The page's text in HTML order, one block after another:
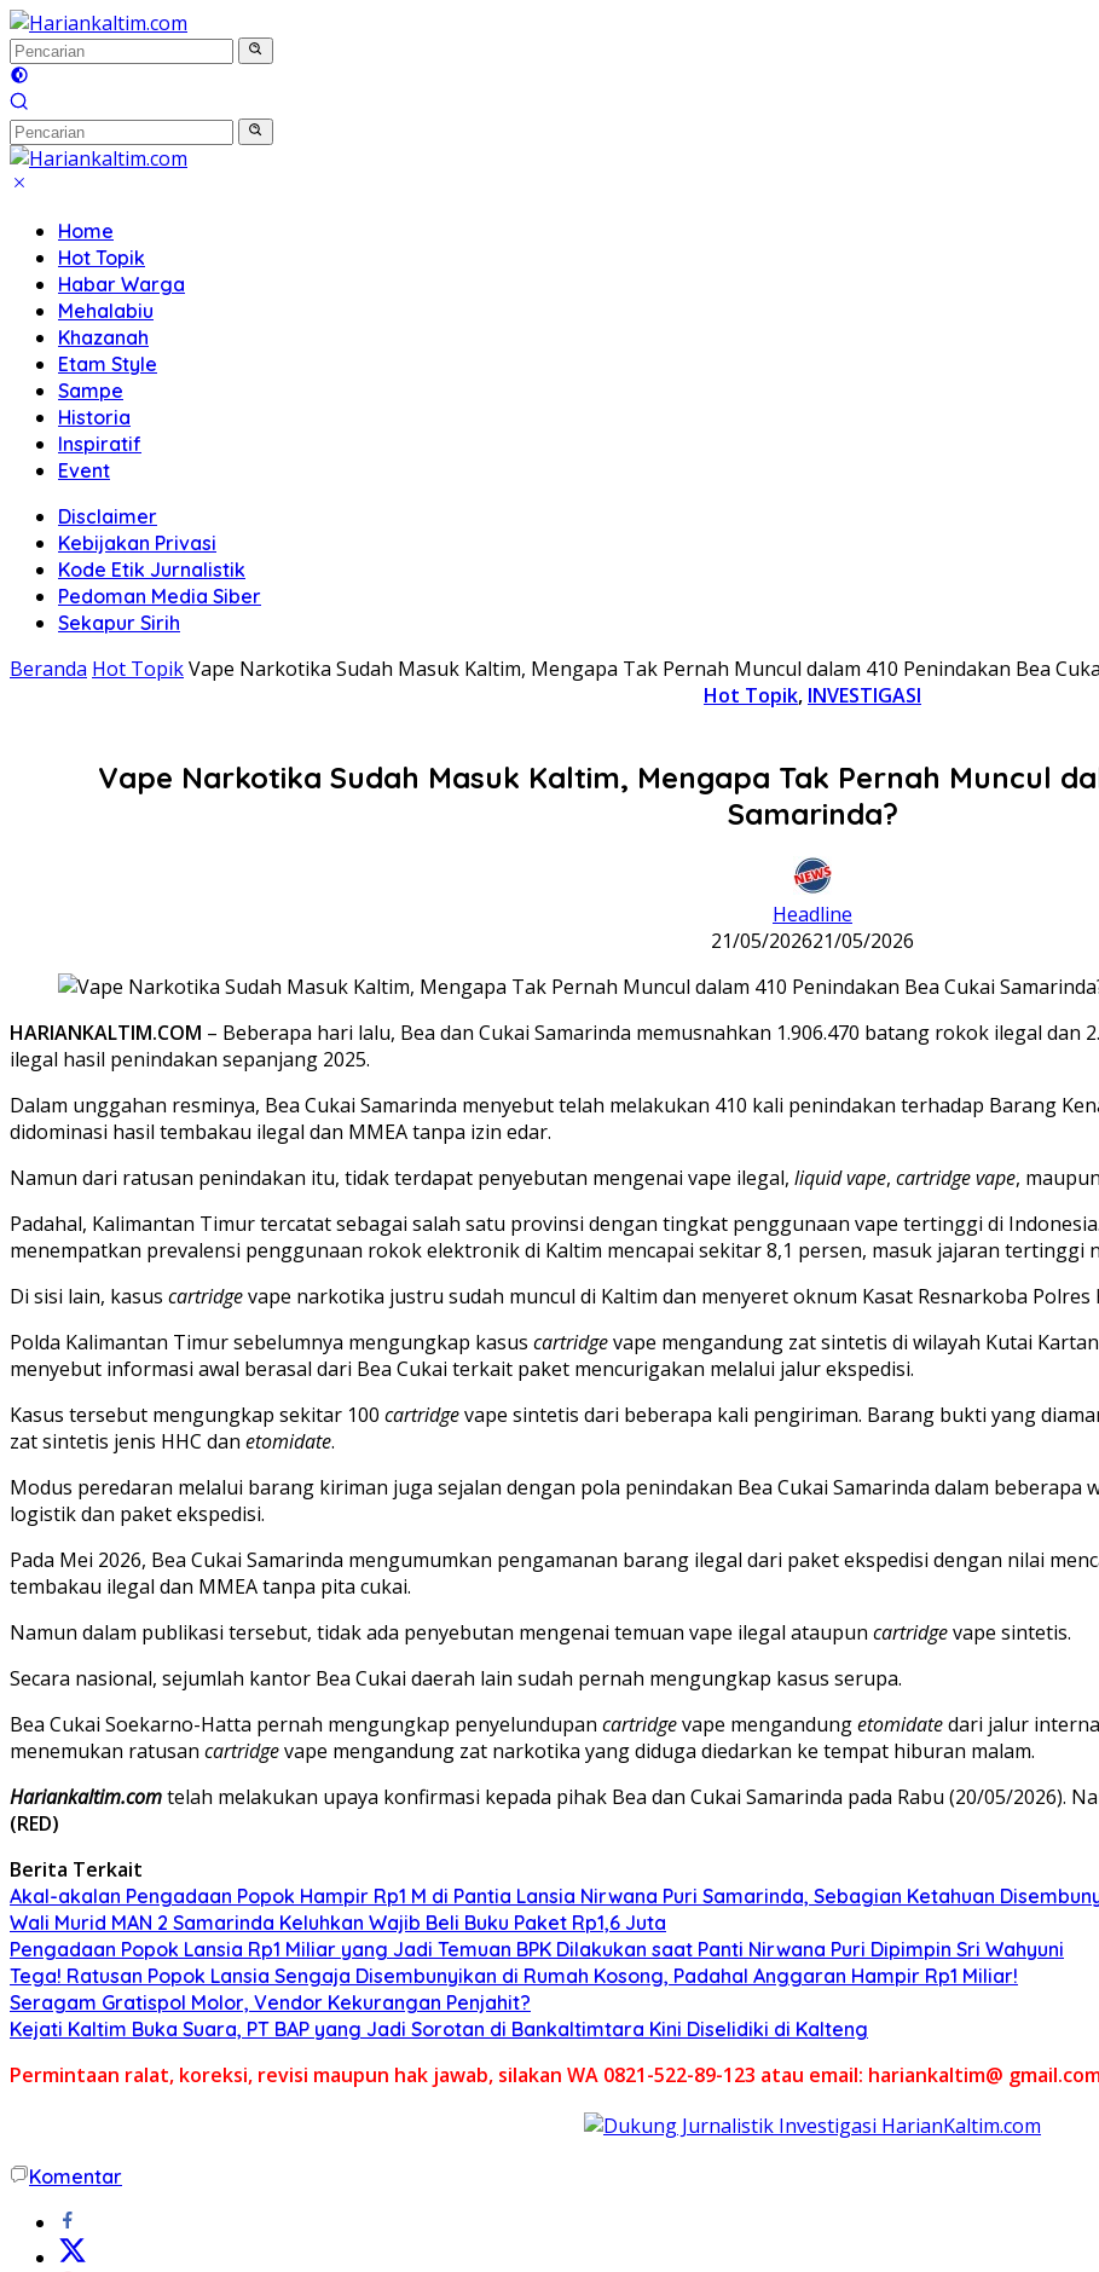
Langsung
ke
konten
Home
Hot Topik
Habar Warga
Mehalabiu
Khazanah
Etam Style
Sampe
Historia
Inspiratif
Event
Disclaimer
Kebijakan Privasi
Kode Etik Jurnalistik
Pedoman Media Siber
Sekapur Sirih
Beranda Hot TopikVape Narkotika Sudah Masuk Kaltim, Mengapa Tak Pernah Muncul dalam 410 Penindakan Bea
Hot Topik, INVESTIGASI
Vape Narkotika Sudah Masuk Kaltim, Mengapa Tak Pernah Muncul
Samarinda?
Headline
21/05/202621/05/2026
HARIANKALTIM.COM – Beberapa hari lalu, Bea dan Cukai Samarinda memusnahkan 1.906.470 batang rokok ilegal
ilegal hasil penindakan sepanjang 2025.
Dalam unggahan resminya, Bea Cukai Samarinda menyebut telah melakukan 410 kali penindakan terhadap Barang
didominasi hasil tembakau ilegal dan MMEA tanpa izin edar.
Namun dari ratusan penindakan itu, tidak terdapat penyebutan mengenai vape ilegal, liquid vape, cartridge vape,
Padahal, Kalimantan Timur tercatat sebagai salah satu provinsi dengan tingkat penggunaan vape tertinggi di
menempatkan prevalensi penggunaan rokok elektronik di Kaltim mencapai sekitar 8,1 persen, masuk jajaran tertinggi
Di sisi lain, kasus cartridgevape narkotika justru sudah muncul di Kaltim dan menyeret oknum Kasat Resnarkoba Polres
Polda Kalimantan Timur sebelumnya mengungkap kasus cartridgevape mengandung zat sintetis di wilayah Kutai
menyebut informasi awal berasal dari Bea Cukai terkait paket mencurigakan melalui jalur ekspedisi.
Kasus tersebut mengungkap sekitar 100 cartridgevape sintetis dari beberapa kali pengiriman. Barang bukti yang
zat sintetis jenis HHC dan etomidate.
Modus peredaran melalui barang kiriman juga sejalan dengan pola penindakan Bea Cukai Samarinda dalam
logistik dan paket ekspedisi.
Pada Mei 2026, Bea Cukai Samarinda mengumumkan pengamanan barang ilegal dari paket ekspedisi dengan nilai
tembakau ilegal dan MMEA tanpa pita cukai.
Namun dalam publikasi tersebut, tidak ada penyebutan mengenai temuan vape ilegal ataupun cartridgevape sintetis.
Secara nasional, sejumlah kantor Bea Cukai daerah lain sudah pernah mengungkap kasus serupa.
Bea Cukai Soekarno-Hatta pernah mengungkap penyelundupan cartridgevape mengandungetomidatedari jalur
menemukan ratusan cartridgevape mengandung zat narkotika yang diduga diedarkan ke tempat hiburan malam.
Hariankaltim.comtelah melakukan upaya konfirmasi kepada pihak Bea dan Cukai Samarinda pada Rabu (20/05/2026).
(RED)
Berita Terkait
Akal-akalan Pengadaan Popok Hampir Rp1 M di Pantia Lansia Nirwana Puri Samarinda, Sebagian Ketahuan
Wali Murid MAN 2 Samarinda Keluhkan Wajib Beli Buku Paket Rp1,6 Juta
Pengadaan Popok Lansia Rp1 Miliar yang Jadi Temuan BPK Dilakukan saat Panti Nirwana Puri Dipimpin Sri Wahyuni
Tega! Ratusan Popok Lansia Sengaja Disembunyikan di Rumah Kosong, Padahal Anggaran Hampir Rp1 Miliar!
Seragam Gratispol Molor, Vendor Kekurangan Penjahit?
Kejati Kaltim Buka Suara, PT BAP yang Jadi Sorotan di Bankaltimtara Kini Diselidiki di Kalteng
Permintaan ralat, koreksi, revisi maupun hak jawab, silakan WA 0821-522-89-123 atau email: hariankaltim@
Komentar